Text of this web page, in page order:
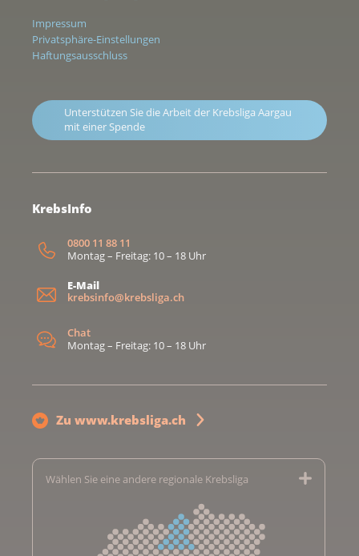
Impressum
Privatsphäre-Einstellungen
Haftungsausschluss
Unterstützen Sie die Arbeit der Krebsliga Aargau
mit einer Spende
KrebsInfo
0800 11 88 11
Montag – Freitag: 10 – 18 Uhr
E-Mail
krebsinfo@krebsliga.ch
Chat
Montag – Freitag: 10 – 18 Uhr
Zu www.krebsliga.ch
Wählen Sie eine andere regionale Krebsliga